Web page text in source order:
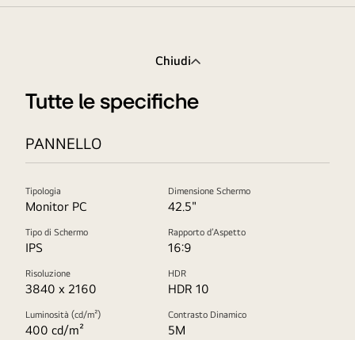
Chiudi
Tutte le specifiche
PANNELLO
Tipologia
Monitor PC
Dimensione Schermo
42.5"
Tipo di Schermo
IPS
Rapporto d’Aspetto
16:9
Risoluzione
3840 x 2160
HDR
HDR 10
Luminosità (cd/m²)
400 cd/m²
Contrasto Dinamico
5M